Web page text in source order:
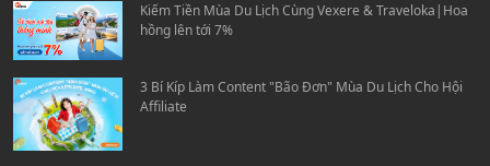
Kiếm Tiền Mùa Du Lịch Cùng Vexere & Traveloka|Hoa
hồng lên tới 7%
3 Bí Kíp Làm Content "Bão Đơn" Mùa Du Lịch Cho Hội
Affiliate